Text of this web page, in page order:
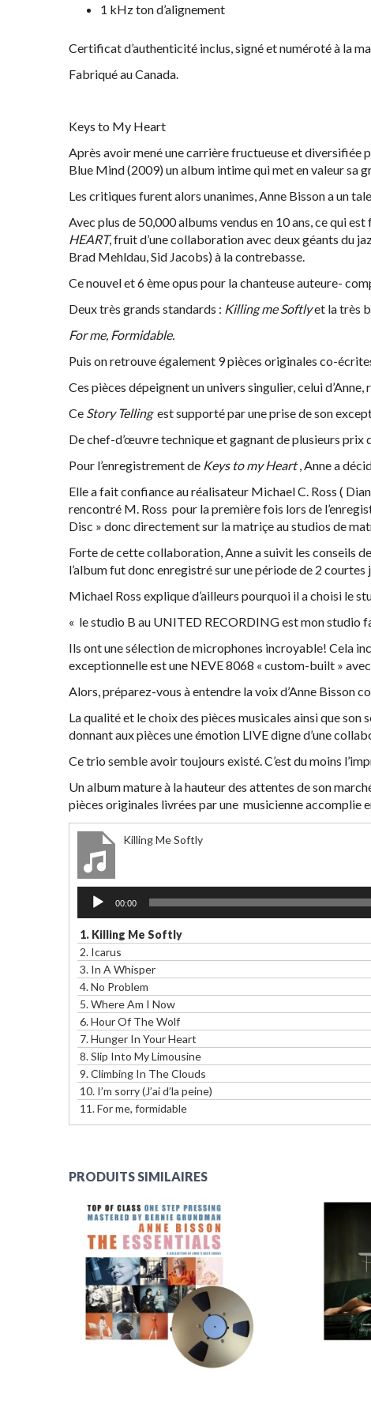
1 kHz ton d’alignement
Certificat d’authenticité inclus, signé et numéroté à la
Fabriqué au Canada.
Keys to My Heart
Après avoir mené une carrière fructueuse et diversifiée
Blue Mind (2009) un album intime qui met en valeur sa
Les critiques furent alors unanimes, Anne Bisson a un
Avec plus de 50,000 albums vendus en 10 ans, ce qui
HEART, fruit d’une collaboration avec deux géants du
Brad Mehldau, Sid Jacobs) à la contrebasse.
Ce nouvel et 6 ème opus pour la chanteuse auteure-
Deux très grands standards : Killing me Softlyet la très
For me, Formidable.
Puis on retrouve également 9 pièces originales co-
Ces pièces dépeignent un univers singulier, celui
Ce Story Telling est supporté par une prise de son
De chef-d’œuvre technique et gagnant de plusieurs
Pour l’enregistrement de Keys to my Heart, Anne a
Elle a fait confiance au réalisateur Michael C. Ross (
rencontré M. Ross pour la première fois lors de
Disc » donc directement sur la matriçe au studios de
Forte de cette collaboration, Anne a suivit les conseils
l’album fut donc enregistré sur une période de 2
Michael Ross explique d’ailleurs pourquoi il a choisi le
« le studio B au UNITED RECORDING est mon studio
Ils ont une sélection de microphones incroyable! Cela
exceptionnelle est une NEVE 8068 « custom-built »
Alors, préparez-vous à entendre la voix d’Anne Bisson
La qualité et le choix des pièces musicales ainsi que
donnant aux pièces une émotion LIVE digne d’une
Ce trio semble avoir toujours existé. C’est du moins
Un album mature à la hauteur des attentes de son
pièces originales livrées par une musicienne accomplie
Killing Me Softly
Lecteur
audio
00:00
1. Killing Me Softly
2. Icarus
3. In A Whisper
4.No Problem
5.Where Am I Now
6.Hour Of The Wolf
7.Hunger In Your Heart
8.Slip Into My Limousine
9.Climbing In The Clouds
10. I’m sorry (J’ai d’la peine)
11.For me, formidable
PRODUITS SIMILAIRES